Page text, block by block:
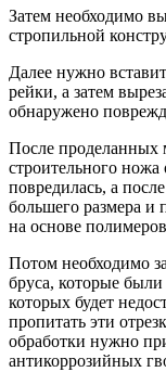
Затем необходимо
стропильной
Далее нужно
рейки, а затем
обнаружено
После
строительного ножа
повредилась, а
большего размера и
на основе
Потом необходимо
бруса, которые были
которых будет
пропитать эти
обработки нужно
антикоррозийных